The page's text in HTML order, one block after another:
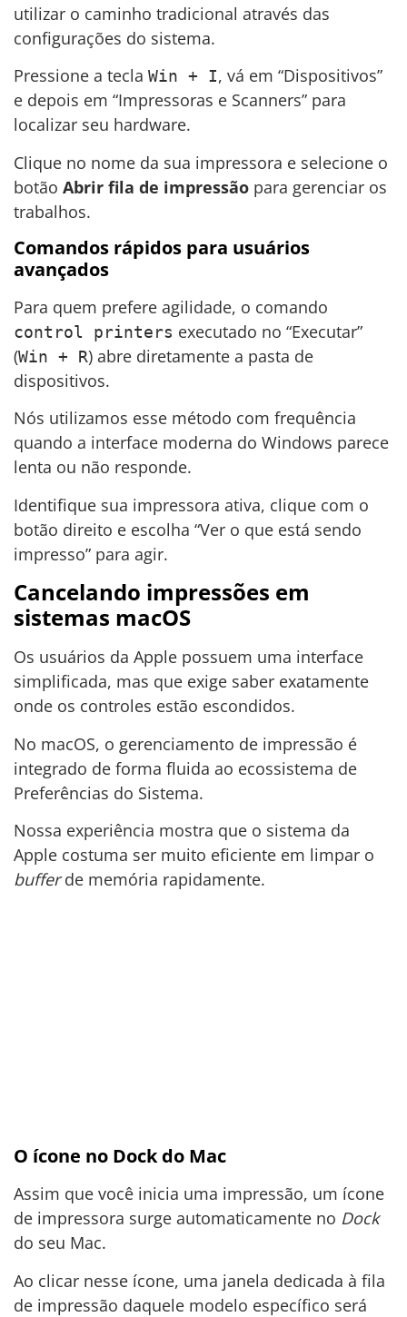
utilizar o caminho tradicional através das
configurações do sistema.
Pressione a tecla Win + I, vá em “Dispositivos”
e depois em “Impressoras e Scanners” para
localizar seu hardware.
Clique no nome da sua impressora e selecione o
botão Abrir fila de impressão para gerenciar os
trabalhos.
Comandos rápidos para usuários
avançados
Para quem prefere agilidade, o comando
control printers executado no “Executar”
(Win + R) abre diretamente a pasta de
dispositivos.
Nós utilizamos esse método com frequência
quando a interface moderna do Windows parece
lenta ou não responde.
Identifique sua impressora ativa, clique com o
botão direito e escolha “Ver o que está sendo
impresso” para agir.
Cancelando impressões em
sistemas macOS
Os usuários da Apple possuem uma interface
simplificada, mas que exige saber exatamente
onde os controles estão escondidos.
No macOS, o gerenciamento de impressão é
integrado de forma fluida ao ecossistema de
Preferências do Sistema.
Nossa experiência mostra que o sistema da
Apple costuma ser muito eficiente em limpar o
bufferde memória rapidamente.
O ícone no Dock do Mac
Assim que você inicia uma impressão, um ícone
de impressora surge automaticamente no Dock
do seu Mac.
Ao clicar nesse ícone, uma janela dedicada à fila
de impressão daquele modelo específico será